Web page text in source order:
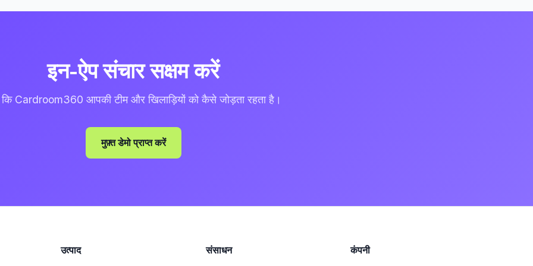
इन-ऐप संचार सक्षम करें
Cardroom360 आपकी टीम और खिलाड़ियों को कैसे जोड़ता रहता है।
मुफ़्त डेमो प्राप्त करें
उत्पाद संसाधन कंपनी